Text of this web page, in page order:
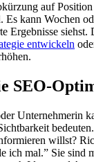
auf
Es kann Wochen
Ergebnisse siehst.
entwickeln
SEO-
Unternehmerin
willst?
ich mal.” Sie sind